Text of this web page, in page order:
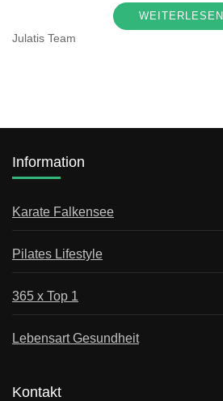
WEITERLESEN
Julatis Team
Information
Karate Falkensee
Pilates Lifestyle
365 x Top 1
Lebensart Gesundheit
Kontakt